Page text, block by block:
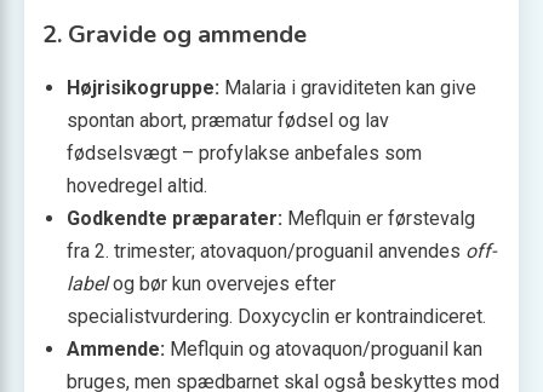
2. Gravide og ammende
Højrisikogruppe: Malaria i graviditeten kan give
spontan abort, præmatur fødsel og lav
fødselsvægt – profylakse anbefales som
hovedregel altid.
Godkendte præparater: Meflquin er førstevalg
fra 2. trimester; atovaquon/proguanil anvendes off-
labelog bør kun overvejes efter
specialistvurdering. Doxycyclin er kontraindiceret.
Ammende: Meflquin og atovaquon/proguanil kan
bruges, men spædbarnet skal også beskyttes mod